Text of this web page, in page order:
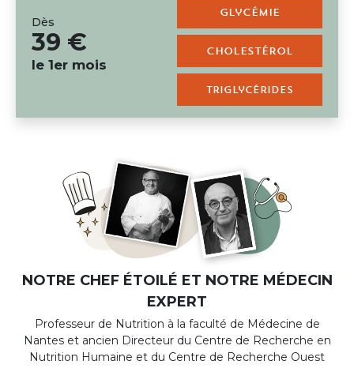
Dès
39 €
le 1er mois
glycémie
cholestérol
triglycérides
NOTRE CHEF ÉTOILÉ ET NOTRE MÉDECIN
EXPERT
Professeur de Nutrition à la faculté de Médecine de
Nantes et ancien Directeur du Centre de Recherche en
Nutrition Humaine et du Centre de Recherche Ouest